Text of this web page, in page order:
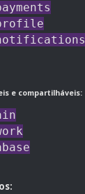
e compartilháveis: